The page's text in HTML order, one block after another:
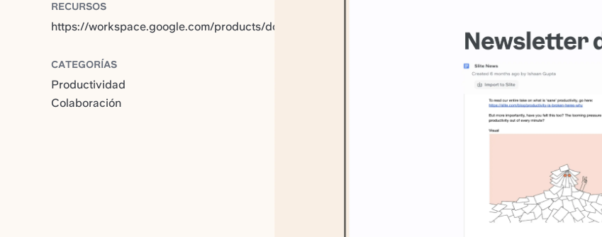
RECURSOS
https://workspace.google.com/products/docs/
CATEGORÍAS
Productividad
Colaboración